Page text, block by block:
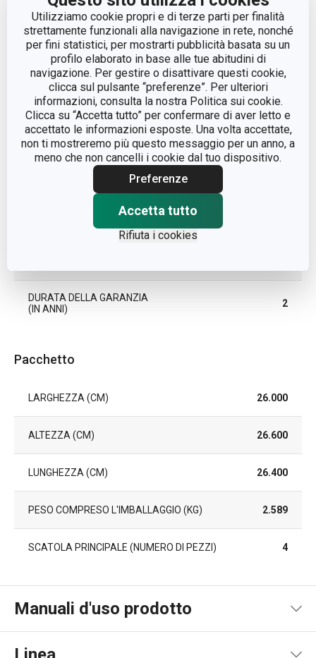
Utilizziamo cookie propri e di terze parti per finalità
strettamente funzionali alla navigazione in rete, nonché
per fini statistici, per mostrarti pubblicità basata su un
profilo elaborato in base alle tue abitudini di
navigazione. Per gestire o disattivare questi cookie,
clicca sul pulsante “preferenze”. Per ulteriori
informazioni, consulta la nostra Politica sui cookie.
Clicca su “Accetta tutto” per confermare di aver letto e
accettato le informazioni esposte. Una volta accettate,
non ti mostreremo più questo messaggio per un anno, a
meno che non cancelli i cookie dal tuo dispositivo.
Preferenze
Accetta tutto
Rifiuta i cookies
INGRESSO ALIMENTAZIONE
(W)
500
LINEA DI PRODOTTO GrandCHEF
MATERIALE
plastica, acciaio
inossidabile
TIPO cuociriso
TIPO DI ALIMENTAZIONE dalla rete elettrica
DURATA DELLA GARANZIA
(IN ANNI)
2
Pacchetto
LARGHEZZA (CM) 26.000
ALTEZZA (CM) 26.600
LUNGHEZZA (CM) 26.400
PESO COMPRESO L'IMBALLAGGIO (KG) 2.589
SCATOLA PRINCIPALE (NUMERO DI PEZZI) 4
Manuali d'uso prodotto